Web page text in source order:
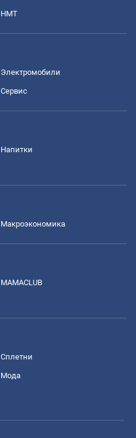
НМТ
Электромобили
Сервис
Напитки
Mакроэкономика
MAMACLUB
Сплетни
Мода